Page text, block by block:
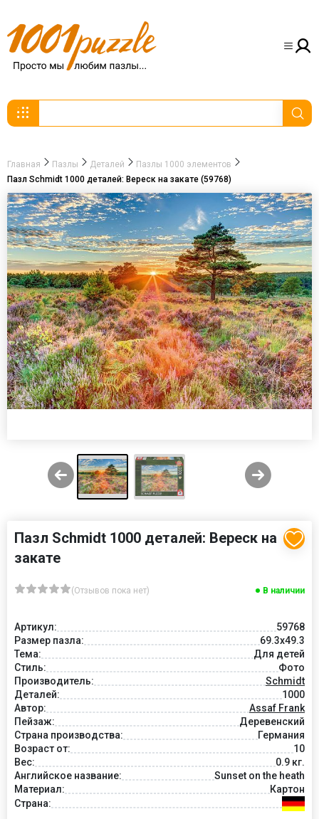
Главная Пазлы Деталей
Пазлы 1000 элементов
Пазл Schmidt 1000 деталей: Вереск на закате (59768)
Пазл Schmidt 1000 деталей: Вереск на
закате
(Отзывов пока нет) В наличии
Артикул:
59768
Размер пазла:
69.3x49.3
Тема:
Для детей
Стиль:
Фото
Производитель:
Schmidt
Деталей:
1000
Автор:
Assaf Frank
Пейзаж:
Деревенский
Страна производства:
Германия
Возраст от:
10
Вес:
0.9 кг.
Английское название:
Sunset on the heath
Материал:
Картон
Страна: